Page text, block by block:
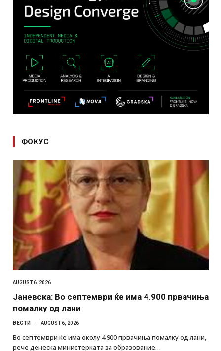
ФОКУС
AUGUST 6, 2026
Јаневска: Во септември ќе има 4.900 првачиња
помалку од лани
ВЕСТИ AUGUST 6, 2026
Во септември ќе има околу 4.900 првачиња помалку од лани,
рече денеска министерката за образование…